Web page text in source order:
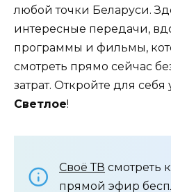
любой точки Беларуси.
интересные передачи,
программы и фильмы,
смотреть прямо сейчас
затрат. Откройте для себя
Светлое!
Своё ТВ смотреть
прямой эфир